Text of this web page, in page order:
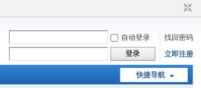
自动登录
找回密码
登录 立即注册
快捷导航